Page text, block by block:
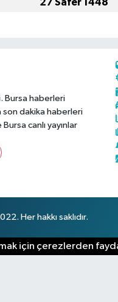
Bursa haberleri
son dakika haberleri
canlı yayınlar
Her hakkı saklıdır.
için çerezlerden